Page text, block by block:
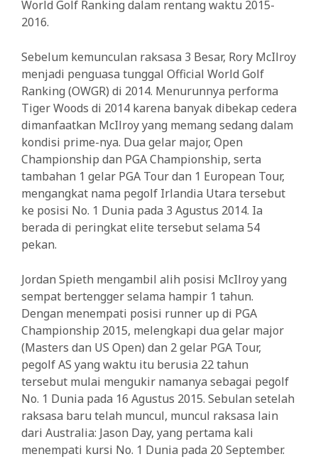
World Golf Ranking dalam rentang waktu 2015-
2016.
Sebelum kemunculan raksasa 3 Besar, Rory McIlroy
menjadi penguasa tunggal Official World Golf
Ranking (OWGR) di 2014. Menurunnya performa
Tiger Woods di 2014 karena banyak dibekap cedera
dimanfaatkan McIlroy yang memang sedang dalam
kondisi prime-nya. Dua gelar major, Open
Championship dan PGA Championship, serta
tambahan 1 gelar PGA Tour dan 1 European Tour,
mengangkat nama pegolf Irlandia Utara tersebut
ke posisi No. 1 Dunia pada 3 Agustus 2014. Ia
berada di peringkat elite tersebut selama 54
pekan.
Jordan Spieth mengambil alih posisi McIlroy yang
sempat bertengger selama hampir 1 tahun.
Dengan menempati posisi runner up di PGA
Championship 2015, melengkapi dua gelar major
(Masters dan US Open) dan 2 gelar PGA Tour,
pegolf AS yang waktu itu berusia 22 tahun
tersebut mulai mengukir namanya sebagai pegolf
No. 1 Dunia pada 16 Agustus 2015. Sebulan setelah
raksasa baru telah muncul, muncul raksasa lain
dari Australia: Jason Day, yang pertama kali
menempati kursi No. 1 Dunia pada 20 September.